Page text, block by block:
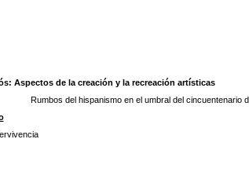
Aspectos de la creación y la recreación artísticas
Rumbos del hispanismo en el umbral del cincuentenario